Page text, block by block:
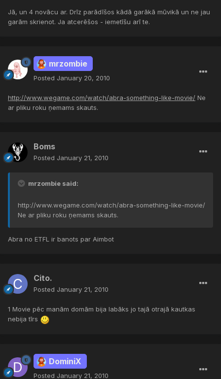
Jā, un 4 novācu ar. Drīz parādīšos kādā garākā mūvikā un ne jau
garām skrienot. Ja atcerēšos - iemetīšu arī te.
mrzombie
Posted January 20, 2010
http://www.wegame.com/watch/abra-something-like-movie/ Ne
ar pliku roku ņemams skauts.
Boms
Posted January 21, 2010
mrzombie said:
http://www.wegame.com/watch/abra-something-like-movie/
Ne ar pliku roku ņemams skauts.
Abra no ETFL ir banots par Aimbot
Cito.
Posted January 21, 2010
1 Movie pēc manām domām bija labāks jo tajā otrajā kautkas
nebija tīrs
DominiX
Posted January 21, 2010